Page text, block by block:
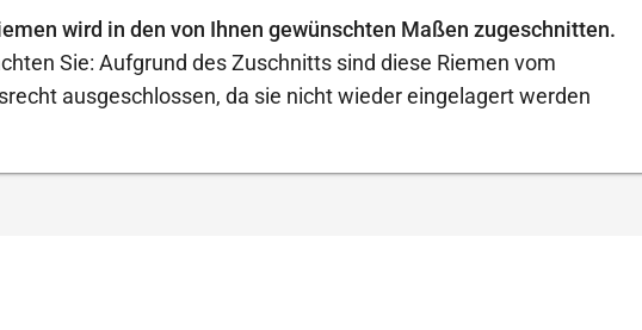
wird in den von Ihnen gewünschten Maßen zugeschnitten.
Sie: Aufgrund des Zuschnitts sind diese Riemen vom
ausgeschlossen, da sie nicht wieder eingelagert werden